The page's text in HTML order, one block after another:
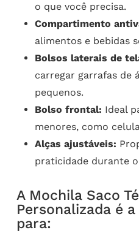
o que você precisa.
Compartimento
alimentos e bebidas
Bolsos laterais de
carregar garrafas de
pequenos.
Bolso frontal: Ideal
menores, como
Alças ajustáveis:
praticidade durante
A Mochila Saco
Personalizada é
para: